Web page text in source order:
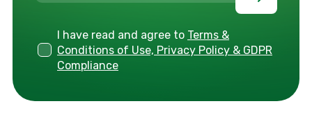
I have read and agree to Terms &
Conditions of Use, Privacy Policy & GDPR
Compliance